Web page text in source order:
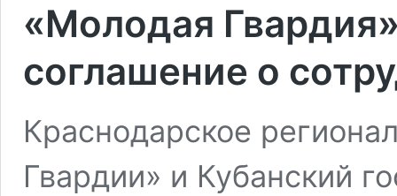
«Молодая
соглашение о
Краснодарское
Гвардии» и Кубанский